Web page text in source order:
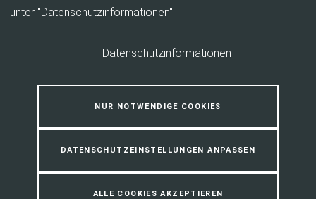
unter "Datenschutzinformationen".
Datenschutzinformationen
NUR NOTWENDIGE COOKIES
DATENSCHUTZEINSTELLUNGEN ANPASSEN
ALLE COOKIES AKZEPTIEREN